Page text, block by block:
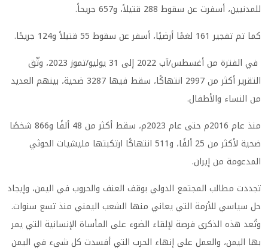
للمدنيين، أسفرت عن سقوط 288 قتيلاً، و657 جريحاً.
كما تم تفجير 161 لغمًا أرضيًا، أسفر عن سقوط 55 قتيلاً و124 جريحًا.
في الفترة من أغسطس/آب 2022 إلى 31 يوليو/تموز 2023، وثّق
التقرير أكثر من 2997 انتهاكًا، سقط فيها 3287 ضحية، بينهم العديد
من النساء والأطفال.
منذ عام 2016م حتى عام 2023م، سقط أكثر من 48 ألفًا و866 شخصًا
ضحية لأكثر من 25 ألفًا، و511 انتهاكًا ارتكبتها مليشيات الحوثي
المدعومة من إيران.
تجددت مطالب المجتمع الدولي بوقف العنف والحروب في اليمن، وإيجاد
حل سياسي للأزمة التي يعاني منها الشعب اليمني منذ تسع سنوات.
وتُعد هذه الذكرى فرصة لإلقاء الضوء على المأساة الإنسانية التي يمر
بها اليمن، والعمل على إنهاء الحرب التي أفسدت كل شىء في اليمن